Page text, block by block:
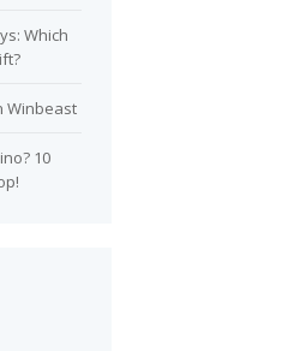
Which
Winbeast
10